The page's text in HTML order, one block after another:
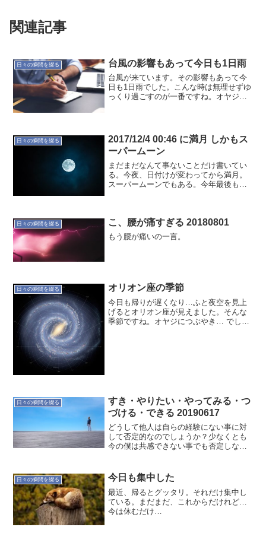
関連記事
日々の瞬間を綴る 台風の影響もあって今日も1日雨
台風が来ています。その影響もあって今
日も1日雨でした。こんな時は無理せずゆ
っくり過ごすのが一番ですね。オヤジの
日々の瞬間を綴る
2017/12/4 00:46 に満月 しかもス
ーパームーン
まだまだなんて事ないことだけ書いてい
る。今夜、日付けが変わってから満月。
スーパームーンでもある。今年最後も自
日々の瞬間を綴る こ、腰が痛すぎる 20180801
もう腰が痛いの一言。
日々の瞬間を綴る オリオン座の季節
今日も帰りが遅くなり…ふと夜空を見上
げるとオリオン座が見えました。そんな
季節ですね。オヤジにつぶやき… でし
日々の瞬間を綴る
すき・やりたい・やってみる・つ
づける・できる 20190617
どうして他人は自らの経験にない事に対
して否定的なのでしょうか？少なくとも
今の僕は共感できない事でも否定しない
いですから。だから多くの経験値を得る
のが良いと思います。やっ...
日々の瞬間を綴る 今日も集中した
最近、帰るとグッタリ。それだけ集中し
ている。まだまだ、これからだけれど…
今は休むだけ…